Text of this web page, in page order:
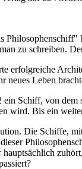
zu schreiben.
erfolgreiche
neues Leben
Schiff, von
wird. Bis ein
Die Schiffe,